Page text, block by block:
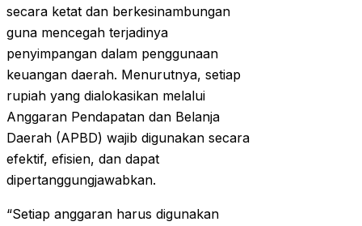
secara ketat dan berkesinambungan
guna mencegah terjadinya
penyimpangan dalam penggunaan
keuangan daerah. Menurutnya, setiap
rupiah yang dialokasikan melalui
Anggaran Pendapatan dan Belanja
Daerah (APBD) wajib digunakan secara
efektif, efisien, dan dapat
dipertanggungjawabkan.
“Setiap anggaran harus digunakan